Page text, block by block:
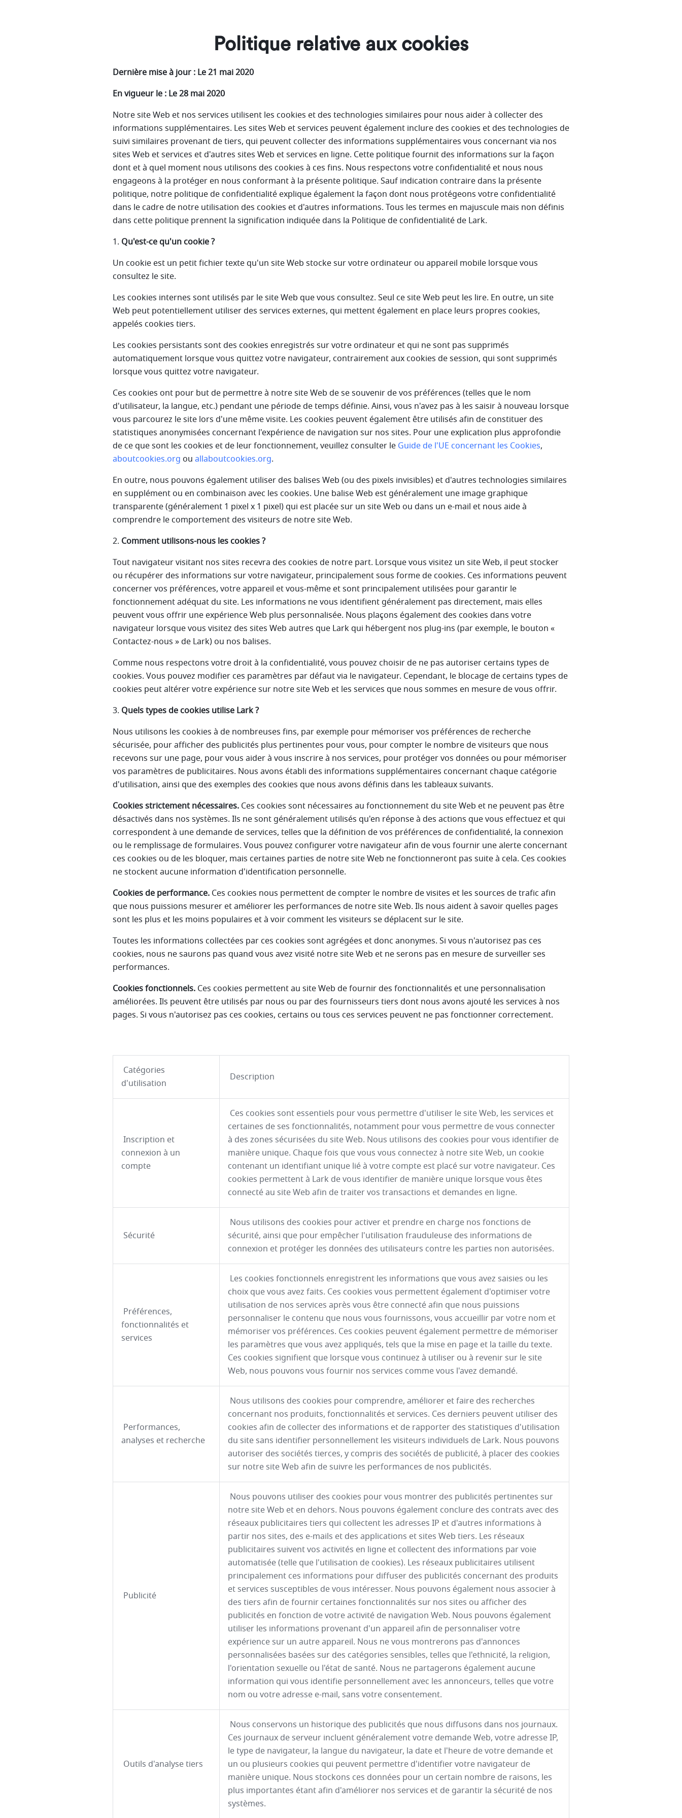
Politique relative aux cookies
Dernière mise à jour : Le 21 mai 2020
En vigueur le : Le 28 mai 2020
Notre site Web et nos services utilisent les cookies et des technologies similaires pour nous aider à collecter des
informations supplémentaires. Les sites Web et services peuvent également inclure des cookies et des technologies de
suivi similaires provenant de tiers, qui peuvent collecter des informations supplémentaires vous concernant via nos
sites Web et services et d'autres sites Web et services en ligne. Cette politique fournit des informations sur la façon
dont et à quel moment nous utilisons des cookies à ces fins. Nous respectons votre confidentialité et nous nous
engageons à la protéger en nous conformant à la présente politique. Sauf indication contraire dans la présente
politique, notre politique de confidentialité explique également la façon dont nous protégeons votre confidentialité
dans le cadre de notre utilisation des cookies et d'autres informations. Tous les termes en majuscule mais non définis
dans cette politique prennent la signification indiquée dans la Politique de confidentialité de Lark.
1. Qu'est-ce qu'un cookie ?
Un cookie est un petit fichier texte qu'un site Web stocke sur votre ordinateur ou appareil mobile lorsque vous
consultez le site.
Les cookies internes sont utilisés par le site Web que vous consultez. Seul ce site Web peut les lire. En outre, un site
Web peut potentiellement utiliser des services externes, qui mettent également en place leurs propres cookies,
appelés cookies tiers.
Les cookies persistants sont des cookies enregistrés sur votre ordinateur et qui ne sont pas supprimés
automatiquement lorsque vous quittez votre navigateur, contrairement aux cookies de session, qui sont supprimés
lorsque vous quittez votre navigateur.
Ces cookies ont pour but de permettre à notre site Web de se souvenir de vos préférences (telles que le nom
d'utilisateur, la langue, etc.) pendant une période de temps définie. Ainsi, vous n'avez pas à les saisir à nouveau lorsque
vous parcourez le site lors d'une même visite. Les cookies peuvent également être utilisés afin de constituer des
statistiques anonymisées concernant l'expérience de navigation sur nos sites. Pour une explication plus approfondie
de ce que sont les cookies et de leur fonctionnement, veuillez consulter le Guide de l'UE concernant les Cookies,
aboutcookies.org ou allaboutcookies.org.
En outre, nous pouvons également utiliser des balises Web (ou des pixels invisibles) et d'autres technologies similaires
en supplément ou en combinaison avec les cookies. Une balise Web est généralement une image graphique
transparente (généralement 1 pixel x 1 pixel) qui est placée sur un site Web ou dans un e-mail et nous aide à
comprendre le comportement des visiteurs de notre site Web.
2. Comment utilisons-nous les cookies ?
Tout navigateur visitant nos sites recevra des cookies de notre part. Lorsque vous visitez un site Web, il peut stocker
ou récupérer des informations sur votre navigateur, principalement sous forme de cookies. Ces informations peuvent
concerner vos préférences, votre appareil et vous-même et sont principalement utilisées pour garantir le
fonctionnement adéquat du site. Les informations ne vous identifient généralement pas directement, mais elles
peuvent vous offrir une expérience Web plus personnalisée. Nous plaçons également des cookies dans votre
navigateur lorsque vous visitez des sites Web autres que Lark qui hébergent nos plug-ins (par exemple, le bouton «
Contactez-nous » de Lark) ou nos balises.
Comme nous respectons votre droit à la confidentialité, vous pouvez choisir de ne pas autoriser certains types de
cookies. Vous pouvez modifier ces paramètres par défaut via le navigateur. Cependant, le blocage de certains types de
cookies peut altérer votre expérience sur notre site Web et les services que nous sommes en mesure de vous offrir.
3. Quels types de cookies utilise Lark ?
Nous utilisons les cookies à de nombreuses fins, par exemple pour mémoriser vos préférences de recherche
sécurisée, pour afficher des publicités plus pertinentes pour vous, pour compter le nombre de visiteurs que nous
recevons sur une page, pour vous aider à vous inscrire à nos services, pour protéger vos données ou pour mémoriser
vos paramètres de publicitaires. Nous avons établi des informations supplémentaires concernant chaque catégorie
d'utilisation, ainsi que des exemples des cookies que nous avons définis dans les tableaux suivants.
Cookies strictement nécessaires. Ces cookies sont nécessaires au fonctionnement du site Web et ne peuvent pas être
désactivés dans nos systèmes. Ils ne sont généralement utilisés qu'en réponse à des actions que vous effectuez et qui
correspondent à une demande de services, telles que la définition de vos préférences de confidentialité, la connexion
ou le remplissage de formulaires. Vous pouvez configurer votre navigateur afin de vous fournir une alerte concernant
ces cookies ou de les bloquer, mais certaines parties de notre site Web ne fonctionneront pas suite à cela. Ces cookies
ne stockent aucune information d'identification personnelle.
Cookies de performance. Ces cookies nous permettent de compter le nombre de visites et les sources de trafic afin
que nous puissions mesurer et améliorer les performances de notre site Web. Ils nous aident à savoir quelles pages
sont les plus et les moins populaires et à voir comment les visiteurs se déplacent sur le site.
Toutes les informations collectées par ces cookies sont agrégées et donc anonymes. Si vous n'autorisez pas ces
cookies, nous ne saurons pas quand vous avez visité notre site Web et ne serons pas en mesure de surveiller ses
performances.
Cookies fonctionnels. Ces cookies permettent au site Web de fournir des fonctionnalités et une personnalisation
améliorées. Ils peuvent être utilisés par nous ou par des fournisseurs tiers dont nous avons ajouté les services à nos
pages. Si vous n'autorisez pas ces cookies, certains ou tous ces services peuvent ne pas fonctionner correctement.
Catégories
d'utilisation
Description
Inscription et
connexion à un
compte
Ces cookies sont essentiels pour vous permettre d'utiliser le site Web, les services et
certaines de ses fonctionnalités, notamment pour vous permettre de vous connecter
à des zones sécurisées du site Web. Nous utilisons des cookies pour vous identifier de
manière unique. Chaque fois que vous vous connectez à notre site Web, un cookie
contenant un identifiant unique lié à votre compte est placé sur votre navigateur. Ces
cookies permettent à Lark de vous identifier de manière unique lorsque vous êtes
connecté au site Web afin de traiter vos transactions et demandes en ligne.
Sécurité
Nous utilisons des cookies pour activer et prendre en charge nos fonctions de
sécurité, ainsi que pour empêcher l'utilisation frauduleuse des informations de
connexion et protéger les données des utilisateurs contre les parties non autorisées.
Préférences,
fonctionnalités et
services
Les cookies fonctionnels enregistrent les informations que vous avez saisies ou les
choix que vous avez faits. Ces cookies vous permettent également d'optimiser votre
utilisation de nos services après vous être connecté afin que nous puissions
personnaliser le contenu que nous vous fournissons, vous accueillir par votre nom et
mémoriser vos préférences. Ces cookies peuvent également permettre de mémoriser
les paramètres que vous avez appliqués, tels que la mise en page et la taille du texte.
Ces cookies signifient que lorsque vous continuez à utiliser ou à revenir sur le site
Web, nous pouvons vous fournir nos services comme vous l'avez demandé.
Performances,
analyses et recherche
Nous utilisons des cookies pour comprendre, améliorer et faire des recherches
concernant nos produits, fonctionnalités et services. Ces derniers peuvent utiliser des
cookies afin de collecter des informations et de rapporter des statistiques d'utilisation
du site sans identifier personnellement les visiteurs individuels de Lark. Nous pouvons
autoriser des sociétés tierces, y compris des sociétés de publicité, à placer des cookies
sur notre site Web afin de suivre les performances de nos publicités.
Publicité
Nous pouvons utiliser des cookies pour vous montrer des publicités pertinentes sur
notre site Web et en dehors. Nous pouvons également conclure des contrats avec des
réseaux publicitaires tiers qui collectent les adresses IP et d'autres informations à
partir nos sites, des e-mails et des applications et sites Web tiers. Les réseaux
publicitaires suivent vos activités en ligne et collectent des informations par voie
automatisée (telle que l'utilisation de cookies). Les réseaux publicitaires utilisent
principalement ces informations pour diffuser des publicités concernant des produits
et services susceptibles de vous intéresser. Nous pouvons également nous associer à
des tiers afin de fournir certaines fonctionnalités sur nos sites ou afficher des
publicités en fonction de votre activité de navigation Web. Nous pouvons également
utiliser les informations provenant d'un appareil afin de personnaliser votre
expérience sur un autre appareil. Nous ne vous montrerons pas d'annonces
personnalisées basées sur des catégories sensibles, telles que l'ethnicité, la religion,
l'orientation sexuelle ou l'état de santé. Nous ne partagerons également aucune
information qui vous identifie personnellement avec les annonceurs, telles que votre
nom ou votre adresse e-mail, sans votre consentement.
Outils d'analyse tiers
Nous conservons un historique des publicités que nous diffusons dans nos journaux.
Ces journaux de serveur incluent généralement votre demande Web, votre adresse IP,
le type de navigateur, la langue du navigateur, la date et l'heure de votre demande et
un ou plusieurs cookies qui peuvent permettre d'identifier votre navigateur de
manière unique. Nous stockons ces données pour un certain nombre de raisons, les
plus importantes étant afin d'améliorer nos services et de garantir la sécurité de nos
systèmes.